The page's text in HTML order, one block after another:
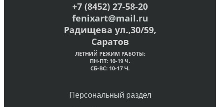
+7 (8452) 27-58-20
fenixart@mail.ru
Радищева ул.,30/59,
Саратов
ЛЕТНИЙ РЕЖИМ РАБОТЫ:
ПН-ПТ: 10-19 Ч.
СБ-ВС: 10-17 Ч.
Персональный раздел